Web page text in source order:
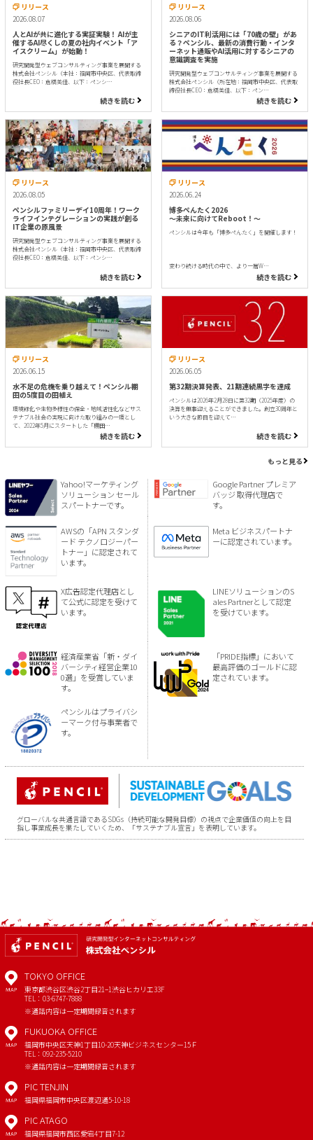
リリース
2026.08.07
人とAIが共に進化する実証実験！ AIが主
催するAI尽くしの夏の社内イベント「ア
イスクリーム」が始動！
研究開発型ウェブコンサルティング事業を展開する
株式会社ペンシル（本社：福岡市中央区、代表取締
役社長CEO：倉橋美佳、以下：ペンシ…
続きを読む
リリース
2026.08.06
シニアのIT利活用には「70歳の壁」があ
る？ペンシル、最新の消費行動・インタ
ーネット通販やAI活用に対するシニアの
意識調査を実施
研究開発型ウェブコンサルティング事業を展開する
株式会社ペンシル（所在地：福岡市中央区、代表取
締役社長CEO：倉橋美佳、以下：ペン…
続きを読む
リリース
2026.08.05
ペンシルファミリーデイ10周年！ワーク
ライフインテグレーションの実践が創る
IT企業の原風景
研究開発型ウェブコンサルティング事業を展開する
株式会社ペンシル（本社：福岡市中央区、代表取締
役社長CEO：倉橋美佳、以下：ペンシ…
続きを読む
リリース
2026.06.24
博多ぺんたく2026
〜未来に向けてReboot！〜
ペンシルは今年も「博多ぺんたく」を開催します！
変わり続ける時代の中で、より一層W…
続きを読む
リリース
2026.06.15
水不足の危機を乗り越えて！ペンシル棚
田の5度目の田植え
環境緑化や生物多様性の保全・地域活性化などサス
テナブル社会の実現に向けた取り組みの一環とし
て、2022年5月にスタートした「棚田…
続きを読む
リリース
2026.06.05
第32期決算発表、21期連続黒字を達成
ペンシルは2026年2月28日に第32期（2025年度）の
決算を無事迎えることができました。創立30周年と
いう大きな節目を迎えて…
続きを読む
もっと見る
Yahoo!マーケティング
ソリューション セール
スパートナーです。
Google Partner プレミア
バッジ 取得代理店で
す。
AWSの「APN スタンダ
ード テクノロジーパー
トナー」に認定されて
います。
Meta ビジネスパートナ
ーに認定されています。
X広告認定代理店とし
て公式に認定を受けて
います。
LINEソリューションのS
ales Partnerとして認定
を受けています。
経済産業省「新・ダイ
バーシティ経営企業10
0選」を受賞していま
す。
「PRIDE指標」において
最高評価のゴールドに認
定されています。
ペンシルはプライバシ
ーマーク付与事業者で
す。
グローバルな共通言語であるSDGs（持続可能な開発目標）の視点で企業価値の向上を目
指し事業成長を果たしていくため、「サステナブル宣言」を表明しています。
MAP
TOKYO OFFICE
東京都渋谷区渋谷2丁目21−1渋谷ヒカリエ33F
TEL：03-6747-7888
※通話内容は一定期間録音されます
MAP
FUKUOKA OFFICE
福岡市中央区天神1丁目10-20天神ビジネスセンター15Ｆ
TEL：092-235-5210
※通話内容は一定期間録音されます
MAP
PIC TENJIN
福岡県福岡市中央区渡辺通5-10-18
PIC ATAGO
福岡県福岡市西区愛宕4丁目7-12